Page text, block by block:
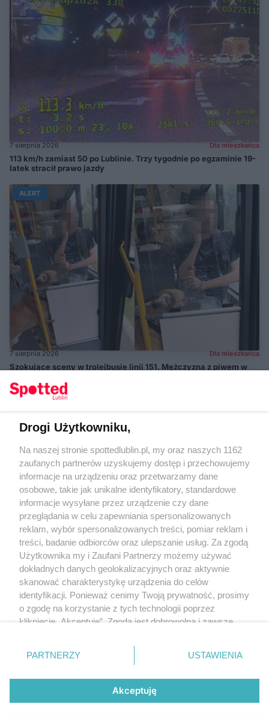
7 sierpnia 2026 Dla mieszkańca
113 km/h zamiast 50 po Lublinie. Trzy tygodnie po egzaminie 19-
latek stracił prawo jazdy
ALERT
7 sierpnia 2026 Dla mieszkańca
Szokujące sceny w trolejbusie linii 151. Mężczyzna z piwem w
7 sierpnia 2026 Dla mieszkańca
Kompletnie zdewastowany rower miejski porzucony przy
ogródkach działkowych
Drogi Użytkowniku,
Na naszej stronie spottedlublin.pl, my oraz naszych 1162
zaufanych partnerów uzyskujemy dostęp i przechowujemy
informacje na urządzeniu oraz przetwarzamy dane
osobowe, takie jak unikalne identyfikatory, standardowe
informacje wysyłane przez urządzenie czy dane
przeglądania w celu zapewniania spersonalizowanych
reklam, wybór spersonalizowanych treści, pomiar reklam i
treści, badanie odbiorców oraz ulepszanie usług. Za zgodą
Użytkownika my i Zaufani Partnerzy możemy używać
dokładnych danych geolokalizacyjnych oraz aktywnie
skanować charakterystykę urządzenia do celów
identyfikacji. Ponieważ cenimy Twoją prywatność, prosimy
o zgodę na korzystanie z tych technologii poprzez
kliknięcie „Akceptuję”. Zgoda jest dobrowolna i zawsze
prywatności znajdujący się w lewym dolnym rogu strony
. Niektóre rodzaje przetwarzania danych nie wymagają
zgody użytkownika, ale masz prawo sprzeciwić się
takiemu przetwarzaniu. Preferencje będą miały
zastosowania tylko na tej witrynie.
PARTNERZY USTAWIENIA
Akceptuję